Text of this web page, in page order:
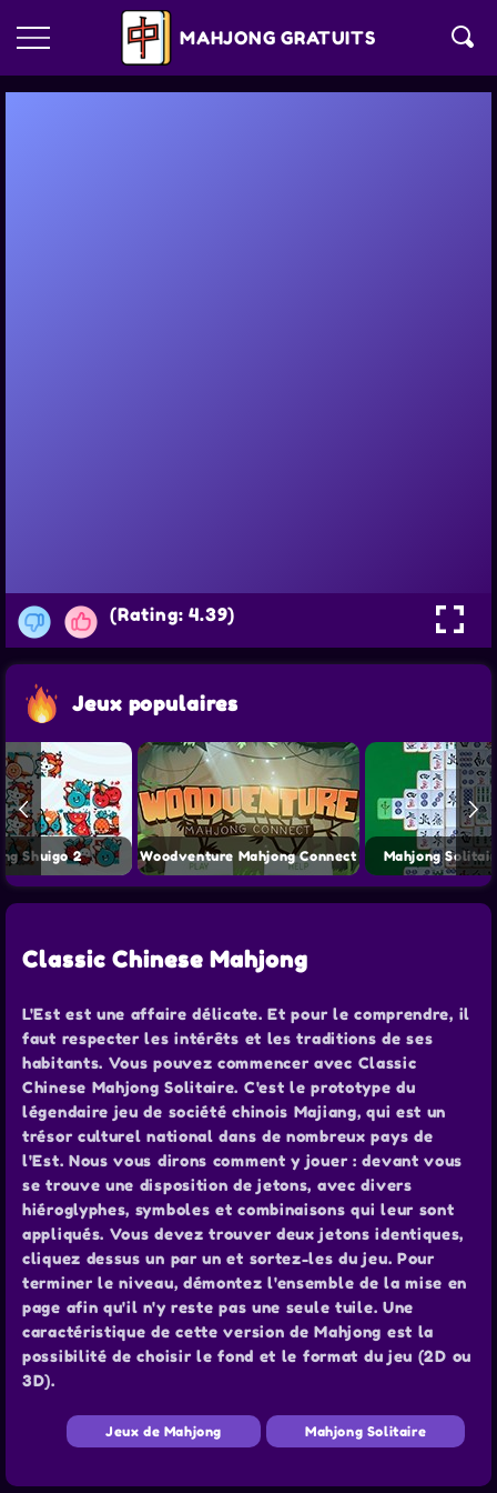
MAHJONG GRATUITS
(Rating: 4.39)
Jeux populaires
Shuigo 2 Woodventure Mahjong Connect Mahjong
Classic Chinese Mahjong
L'Est est une affaire délicate. Et pour le comprendre, il
faut respecter les intérêts et les traditions de ses
habitants. Vous pouvez commencer avec Classic
Chinese Mahjong Solitaire. C'est le prototype du
légendaire jeu de société chinois Majiang, qui est un
trésor culturel national dans de nombreux pays de
l'Est. Nous vous dirons comment y jouer : devant vous
se trouve une disposition de jetons, avec divers
hiéroglyphes, symboles et combinaisons qui leur sont
appliqués. Vous devez trouver deux jetons identiques,
cliquez dessus un par un et sortez-les du jeu. Pour
terminer le niveau, démontez l'ensemble de la mise en
page afin qu'il n'y reste pas une seule tuile. Une
caractéristique de cette version de Mahjong est la
possibilité de choisir le fond et le format du jeu (2D ou
3D).
Jeux de Mahjong Mahjong Solitaire